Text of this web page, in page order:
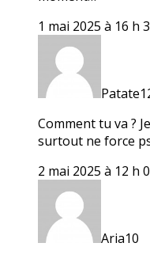
1 mai 2025 à 16 h
Comment tu va ?
surtout ne force
2 mai 2025 à 12 h
Aria10